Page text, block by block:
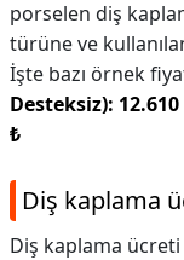
porselen diş
türüne ve
İşte bazı örnek
Desteksiz): 12.610
₺
Diş kaplama
Diş kaplama ücreti